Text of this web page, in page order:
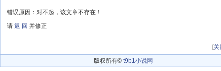
错误原因：对不起，该文章不存在！
请 返 回 并修正
[关
版权所有© t9b1小说网